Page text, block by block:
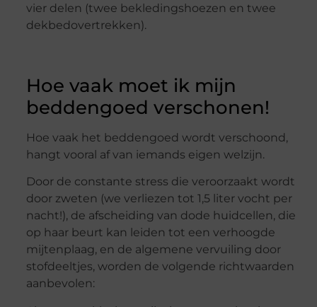
vier delen (twee bekledingshoezen en twee
dekbedovertrekken).
Hoe vaak moet ik mijn
beddengoed verschonen!
Hoe vaak het beddengoed wordt verschoond,
hangt vooral af van iemands eigen welzijn.
Door de constante stress die veroorzaakt wordt
door zweten (we verliezen tot 1,5 liter vocht per
nacht!), de afscheiding van dode huidcellen, die
op haar beurt kan leiden tot een verhoogde
mijtenplaag, en de algemene vervuiling door
stofdeeltjes, worden de volgende richtwaarden
aanbevolen: